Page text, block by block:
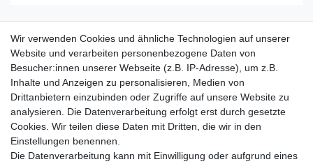
Schildkröte gebohrt Mischung 2,5 cm VE 10
51,45 € *
10 Stück | 5,15 € / Stück
In den Warenkorb
* inkl. ges. MwSt. zzgl.Versandkosten
Wir verwenden Cookies und ähnliche Technologien auf unserer
Website und verarbeiten personenbezogene Daten von
Besucher:innen unserer Webseite (z.B. IP-Adresse), um z.B.
Inhalte und Anzeigen zu personalisieren, Medien von
Drittanbietern einzubinden oder Zugriffe auf unsere Website zu
analysieren. Die Datenverarbeitung erfolgt erst durch gesetzte
Cookies. Wir teilen diese Daten mit Dritten, die wir in den
Einstellungen benennen.
Die Datenverarbeitung kann mit Einwilligung oder aufgrund eines